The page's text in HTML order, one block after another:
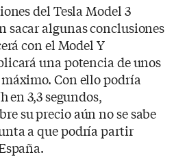
del Tesla Model 3
sacar algunas conclusiones
con el Model Y
una potencia de unos
Con ello podría
en 3,3 segundos,
su precio aún no se sabe
a que podría partir